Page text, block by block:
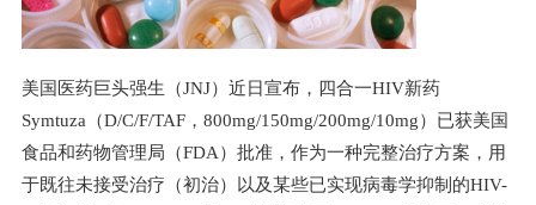
美国医药巨头强生（JNJ）近日宣布，四合一HIV新药
Symtuza（D/C/F/TAF，800mg/150mg/200mg/10mg）已获美国
食品和药物管理局（FDA）批准，作为一种完整治疗方案，用
于既往未接受治疗（初治）以及某些已实现病毒学抑制的HIV-